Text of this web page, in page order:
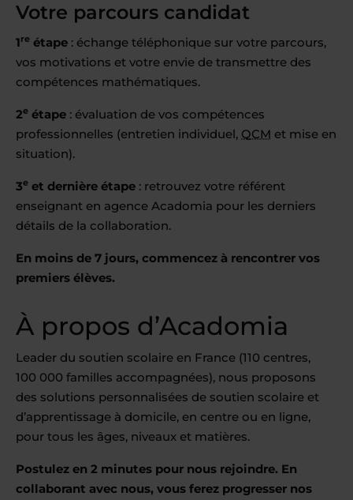
Votre parcours candidat
1re étape : échange téléphonique sur votre parcours,
vos motivations et votre envie de transmettre des
compétences mathématiques.
2e étape : évaluation de vos compétences
professionnelles (entretien individuel, QCM et mise en
situation).
3e et dernière étape : retrouvez votre référent
enseignant en agence Acadomia pour les derniers
détails de la collaboration.
En moins de 7 jours, commencez à rencontrer vos
premiers élèves.
À propos d’Acadomia
Leader du soutien scolaire en France (110 centres,
100 000 familles accompagnées), nous proposons
des solutions personnalisées de soutien scolaire et
d’apprentissage à domicile, en centre ou en ligne,
pour tous les âges, niveaux et matières.
Postulez en 2 minutes pour nous rejoindre. En
collaborant avec nous, vous ferez progresser nos